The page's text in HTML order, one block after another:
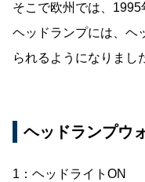
そこで欧州では、
ヘッドランプには、ヘ
られるようになりまし
ヘッドランプウ
1：ヘッドライトON